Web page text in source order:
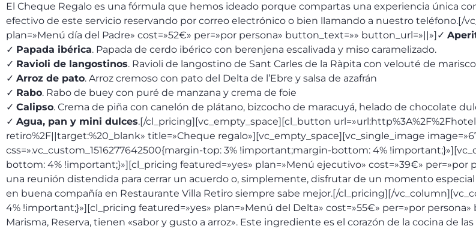
El Cheque Regalo es una fórmula que hemos ideado porque compartas una experiencia única
efectivo de este servicio reservando por correo electrónico o bien llamando a nuestro teléfono.[/
plan=»Menú día del Padre» cost=»52€» per=»por persona» button_text=»» button_url=»||»]✓
✓ Papada ibérica. Papada de cerdo ibérico con berenjena escalivada y miso caramelizado.
✓ Ravioli de langostinos. Ravioli de langostino de Sant Carles de la Ràpita con velouté de
✓ Arroz de pato. Arroz cremoso con pato del Delta de l’Ebre y salsa de azafrán
✓ Rabo. Rabo de buey con puré de manzana y crema de foie
✓ Calipso. Crema de piña con canelón de plátano, bizcocho de maracuyá, helado de chocolate
✓ Agua, pan y mini dulces.[/cl_pricing][vc_empty_space][cl_button
retiro%2F||target:%20_blank» title=»Cheque regalo»][vc_empty_space][vc_single_image
css=».vc_custom_1516277642500{margin-top: 3% !important;margin-bottom: 4%
bottom: 4% !important;}»][cl_pricing featured=»yes» plan=»Menú ejecutivo» cost=»39€»
una reunión distendida para cerrar un acuerdo o, simplemente, disfrutar de un momento
en buena compañía en Restaurante Villa Retiro siempre sabe mejor.[/cl_pricing][/
4% !important;}»][cl_pricing featured=»yes» plan=»Menú del Delta» cost=»55€» per=»por
Marisma, Reserva, tienen «sabor y gusto a arroz». Este ingrediente es el corazón de la cocina de